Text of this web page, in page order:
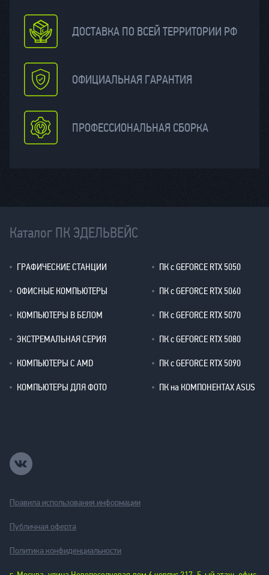
ДОСТАВКА ПО ВСЕЙ ТЕРРИТОРИИ РФ
ОФИЦИАЛЬНАЯ ГАРАНТИЯ
ПРОФЕССИОНАЛЬНАЯ СБОРКА
Каталог ПК ЭДЕЛЬВЕЙС
ГРАФИЧЕСКИЕ СТАНЦИИ
ОФИСНЫЕ КОМПЬЮТЕРЫ
КОМПЬЮТЕРЫ В БЕЛОМ
ЭКСТРЕМАЛЬНАЯ СЕРИЯ
КОМПЬЮТЕРЫ С AMD
КОМПЬЮТЕРЫ ДЛЯ ФОТО
ПК с GEFORCE RTX 5050
ПК с GEFORCE RTX 5060
ПК с GEFORCE RTX 5070
ПК с GEFORCE RTX 5080
ПК с GEFORCE RTX 5090
ПК на КОМПОНЕНТАХ ASUS
Правила использования информации
Публичная оферта
Политика конфиденциальности